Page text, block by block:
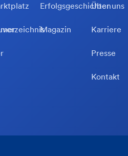
Erfolgsgeschichten
Magazin
Über uns
Karriere
Presse
Kontakt